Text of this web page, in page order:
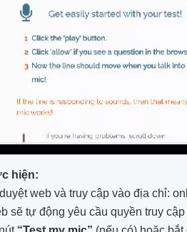
hiện:
web và truy cập vào địa chỉ:
sẽ tự động yêu cầu quyền truy